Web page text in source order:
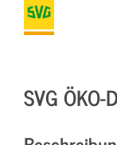
SVG ÖKO-